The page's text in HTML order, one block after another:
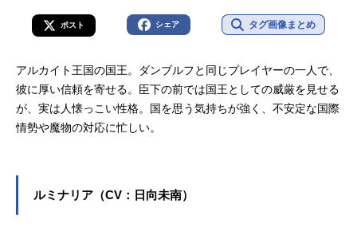
ポスト シェア タグ画像まとめ
アルカイト王国の国王。ダンブルフと同じプレイヤーの一人で、
彼に厚い信頼を寄せる。臣下の前では国王としての威厳を見せる
が、実は人懐っこい性格。国を思う気持ちが強く、不安定な国際
情勢や魔物の対応に忙しい。
ルミナリア（CV：日向未南）